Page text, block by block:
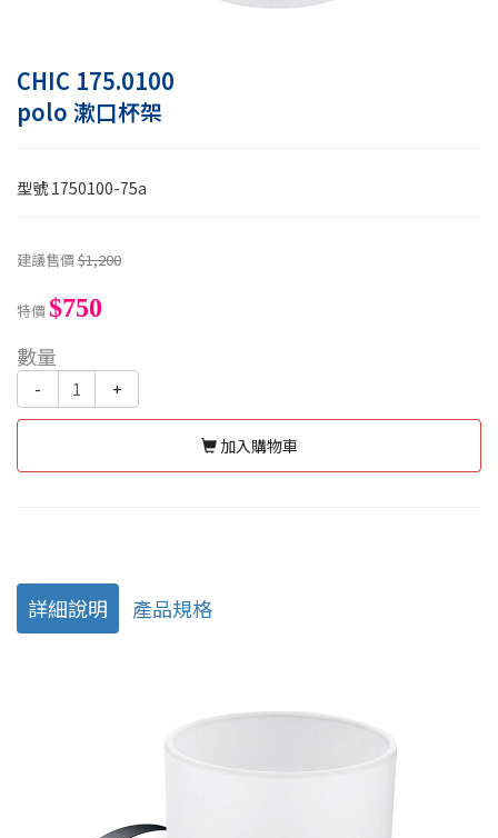
CHIC 175.0100
polo 漱口杯架
型號1750100-75a
建議售價$1,200
特價$750
數量
- +
加入購物車
詳細說明 產品規格